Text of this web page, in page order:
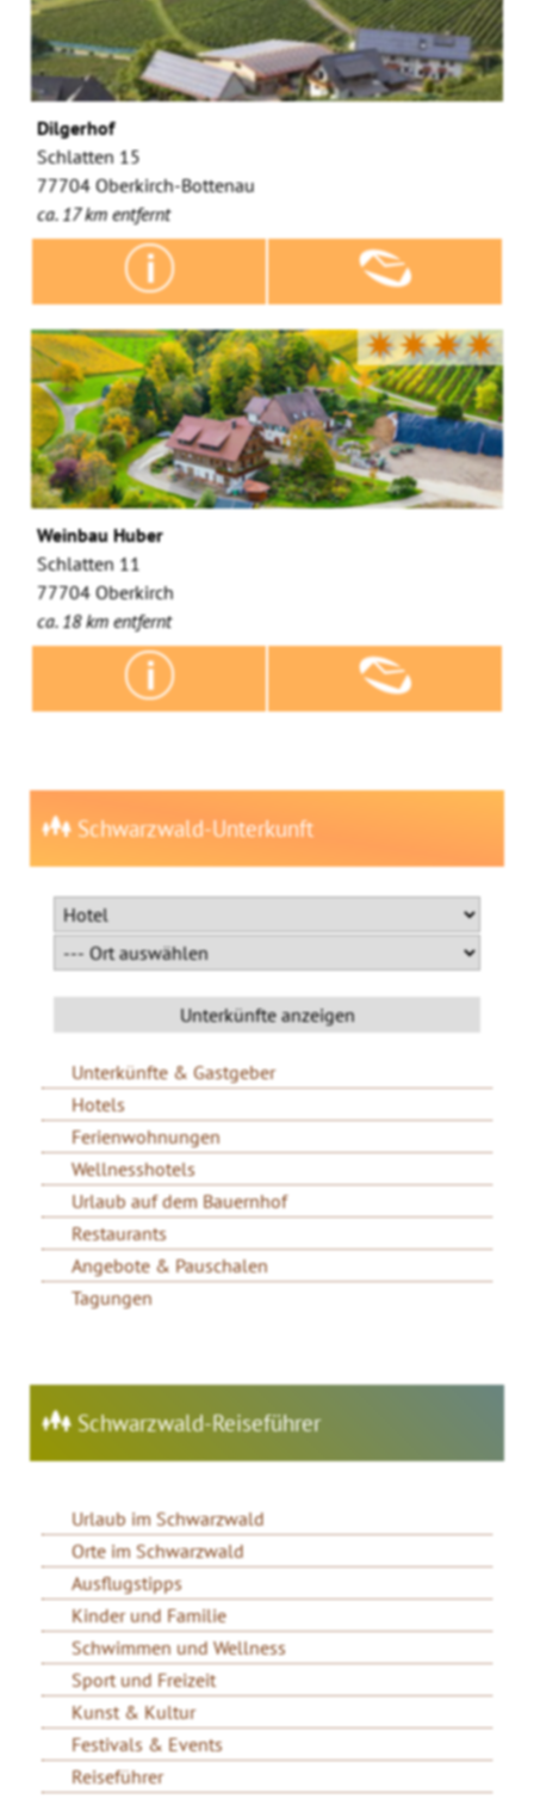
Dilgerhof
Schlatten 15
77704 Oberkirch-Bottenau
ca. 17 km entfernt
✷✷✷✷
Weinbau Huber
Schlatten 11
77704 Oberkirch
ca. 18 km entfernt
Schwarzwald-Unterkunft
Unterkünfte & Gastgeber
Hotels
Ferienwohnungen
Wellnesshotels
Urlaub auf dem Bauernhof
Restaurants
Angebote & Pauschalen
Tagungen
Schwarzwald-Reiseführer
Urlaub im Schwarzwald
Orte im Schwarzwald
Ausflugstipps
Kinder und Familie
Schwimmen und Wellness
Sport und Freizeit
Kunst & Kultur
Festivals & Events
Reiseführer